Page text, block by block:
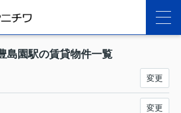
島園駅の賃貸物件一覧
変更
変更